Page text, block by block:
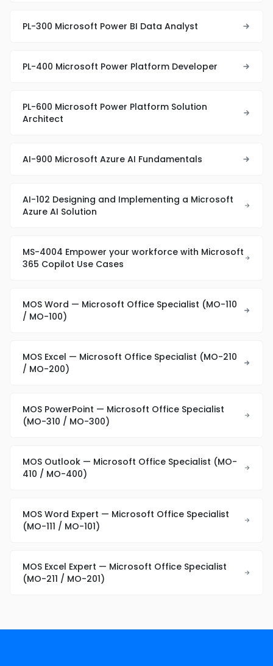
PL-300 Microsoft Power BI Data Analyst
PL-400 Microsoft Power Platform Developer
PL-600 Microsoft Power Platform Solution
Architect
AI-900 Microsoft Azure AI Fundamentals
AI-102 Designing and Implementing a Microsoft
Azure AI Solution
MS-4004 Empower your workforce with Microsoft
365 Copilot Use Cases
MOS Word — Microsoft Office Specialist (MO-110
/ MO-100)
MOS Excel — Microsoft Office Specialist (MO-210
/ MO-200)
MOS PowerPoint — Microsoft Office Specialist
(MO-310 / MO-300)
MOS Outlook — Microsoft Office Specialist (MO-
410 / MO-400)
MOS Word Expert — Microsoft Office Specialist
(MO-111 / MO-101)
MOS Excel Expert — Microsoft Office Specialist
(MO-211 / MO-201)